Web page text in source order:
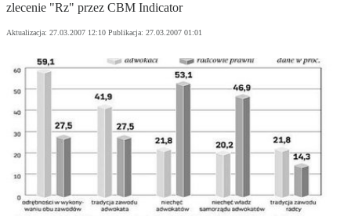
zlecenie "Rz" przez CBM Indicator
Aktualizacja: 27.03.2007 12:10 Publikacja: 27.03.2007 01:01